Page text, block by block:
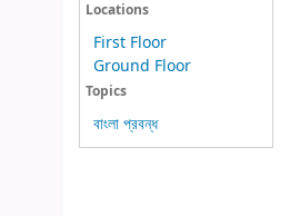
Locations
First Floor
Ground Floor
Topics
বাংলা প্রবন্ধ